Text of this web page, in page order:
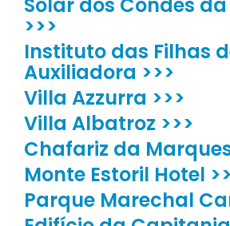
Solar dos Condes
>>>
Instituto das Filhas
Auxiliadora >>>
Villa Azzurra >>>
Villa Albatroz >>>
Chafariz da
Monte Estoril Hotel
Parque Marechal